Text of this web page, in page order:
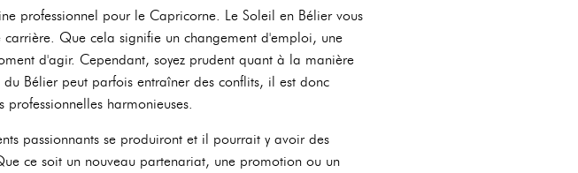
professionnel pour le Capricorne. Le Soleil en Bélier vous
Que cela signifie un changement d'emploi, une
d'agir. Cependant, soyez prudent quant à la manière
Bélier peut parfois entraîner des conflits, il est donc
harmonieuses.
passionnants se produiront et il pourrait y avoir des
ce soit un nouveau partenariat, une promotion ou un